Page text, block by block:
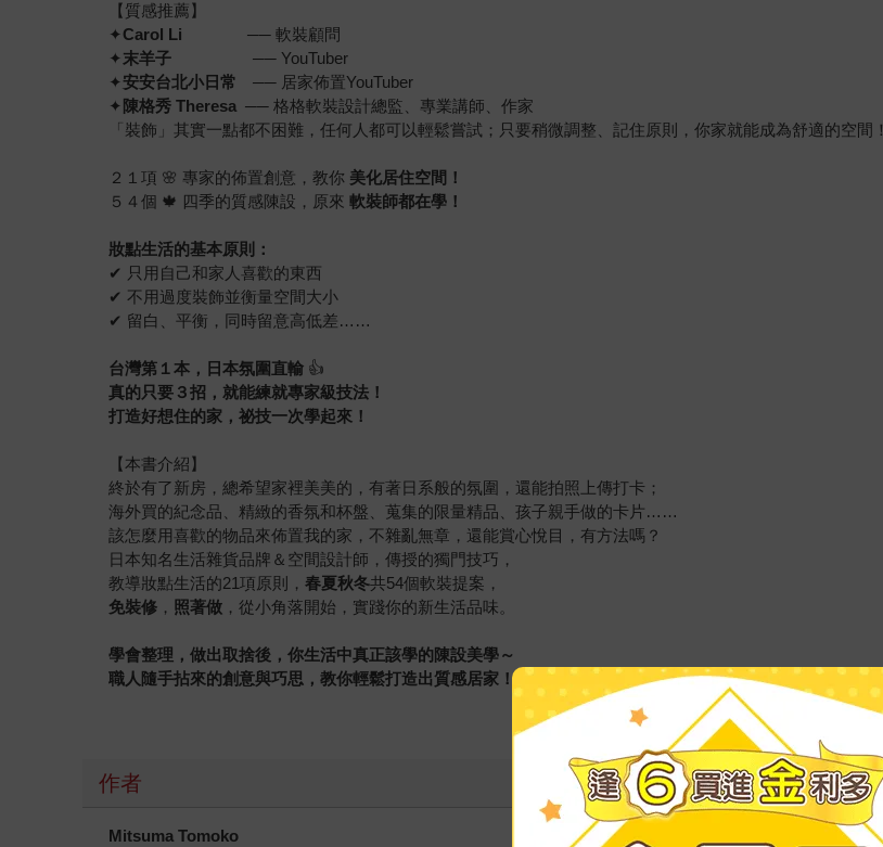
【質感推薦】
✦Carol Li ── 軟裝顧問
✦末羊子
── YouTuber
✦安安台北小日常 ── 居家佈置YouTuber
✦ 陳格秀 Theresa── 格格軟裝設計總監、專業講師、作家
「裝飾」其實一點都不困難，任何人都可以輕鬆嘗試；只要稍微調整、記住原則，你家就能成為舒適的空間！
２１項 🌸 專家的佈置創意，教你 美化居住空間！
５４個 🍁 四季的質感陳設，原來軟裝師都在學！
妝點生活的基本原則：
✔ 只用自己和家人喜歡的東西
✔ 不用過度裝飾並衡量空間大小
✔ 留白、平衡，同時留意高低差……
台灣第１本，日本氛圍直輸 👍
真的只要３招，就能練就專家級技法！
打造好想住的家，祕技一次學起來！
【本書介紹】
終於有了新房，總希望家裡美美的，有著日系般的氛圍，還能拍照上傳打卡；
海外買的紀念品、精緻的香氛和杯盤、蒐集的限量精品、孩子親手做的卡片……
該怎麼用喜歡的物品來佈置我的家，不雜亂無章，還能賞心悅目，有方法嗎？
日本知名生活雜貨品牌＆空間設計師，傳授的獨門技巧，
教導妝點生活的21項原則，春夏秋冬共54個軟裝提案，
免裝修 ， 照著做 ，從小角落開始，實踐你的新生活品味。
學會整理，做出取捨後，你生活中真正該學的陳設美學～
職人隨手拈來的創意與巧思，教你輕鬆打造出質感居家！
作者
Mitsuma Tomoko